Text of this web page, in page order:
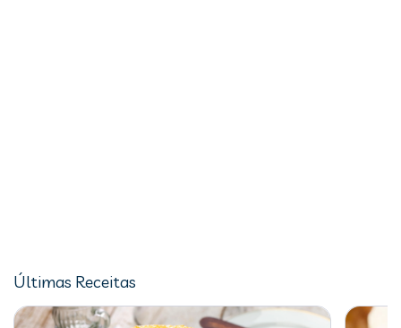
Últimas Receitas